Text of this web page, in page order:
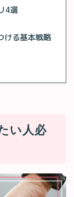
4選
ける基本戦略
い人必